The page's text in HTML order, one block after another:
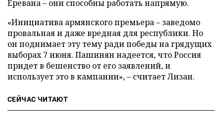
Еревана – они способны работать напрямую.
«Инициатива армянского премьера – заведомо
провальная и даже вредная для республики. Но
он поднимает эту тему ради победы на грядущих
выборах 7 июня. Пашинян надеется, что Россия
придет в бешенство от его заявлений, и
использует это в кампании», – считает Лизан.
СЕЙЧАС ЧИТАЮТ